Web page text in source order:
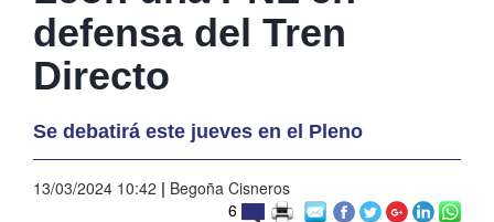
defensa del Tren
Directo
Se debatirá este jueves en el Pleno
13/03/2024 10:42 | Begoña Cisneros
6